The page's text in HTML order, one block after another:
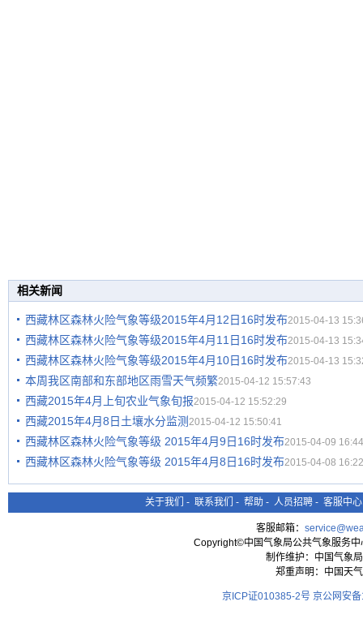
相关新闻
西藏林区森林火险气象等级2015年4月12日16时发布2015-04-13
西藏林区森林火险气象等级2015年4月11日16时发布2015-04-13
西藏林区森林火险气象等级2015年4月10日16时发布2015-04-13
本周我区南部和东部地区雨雪天气频繁2015-04-12 15:57:43
西藏2015年4月上旬农业气象旬报2015-04-12 15:52:29
西藏2015年4月8日土壤水分监测 2015-04-12 15:50:41
西藏林区森林火险气象等级 2015年4月9日16时发布2015-04-09
西藏林区森林火险气象等级 2015年4月8日16时发布2015-04-08
关于我们 - 联系我们 - 帮助 - 人员招聘 - 客服中心
客服邮箱：
Copyright©中国气象局公共气象服务
制作维护：中国气象
郑重声明：中国天
京ICP证010385-2号 京公网安